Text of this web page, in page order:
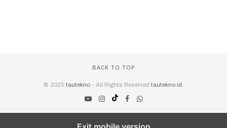
BACK TO TOP
© 2025 tautekno - All Rights Reserved tautekno.id.